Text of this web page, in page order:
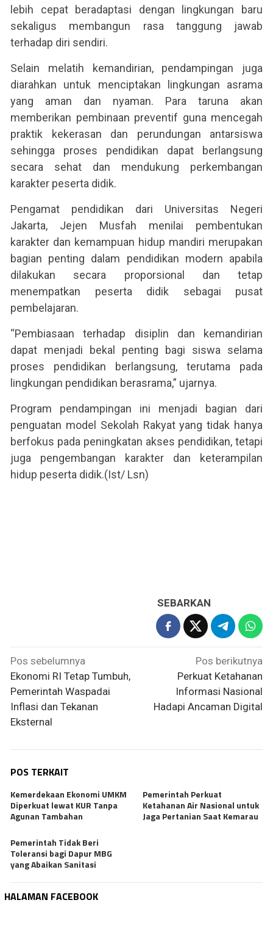
lebih cepat beradaptasi dengan lingkungan baru
sekaligus membangun rasa tanggung jawab
terhadap diri sendiri.
Selain melatih kemandirian, pendampingan juga
diarahkan untuk menciptakan lingkungan asrama
yang aman dan nyaman. Para taruna akan
memberikan pembinaan preventif guna mencegah
praktik kekerasan dan perundungan antarsiswa
sehingga proses pendidikan dapat berlangsung
secara sehat dan mendukung perkembangan
karakter peserta didik.
Pengamat pendidikan dari Universitas Negeri
Jakarta, Jejen Musfah menilai pembentukan
karakter dan kemampuan hidup mandiri merupakan
bagian penting dalam pendidikan modern apabila
dilakukan secara proporsional dan tetap
menempatkan peserta didik sebagai pusat
pembelajaran.
“Pembiasaan terhadap disiplin dan kemandirian
dapat menjadi bekal penting bagi siswa selama
proses pendidikan berlangsung, terutama pada
lingkungan pendidikan berasrama,” ujarnya.
Program pendampingan ini menjadi bagian dari
penguatan model Sekolah Rakyat yang tidak hanya
berfokus pada peningkatan akses pendidikan, tetapi
juga pengembangan karakter dan keterampilan
hidup peserta didik.(Ist/ Lsn)
SEBARKAN
Navigasi
pos
Pos sebelumnya
Ekonomi RI Tetap Tumbuh,
Pemerintah Waspadai
Inflasi dan Tekanan
Eksternal
Pos berikutnya
Perkuat Ketahanan
Informasi Nasional
Hadapi Ancaman Digital
POS TERKAIT
Kemerdekaan Ekonomi UMKM
Diperkuat lewat KUR Tanpa
Agunan Tambahan
Pemerintah Perkuat
Ketahanan Air Nasional untuk
Jaga Pertanian Saat Kemarau
Pemerintah Tidak Beri
Toleransi bagi Dapur MBG
yang Abaikan Sanitasi
HALAMAN FACEBOOK